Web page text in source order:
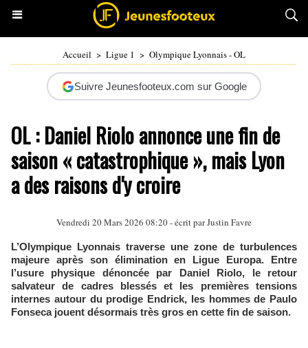
Accueil > Ligue 1 > Olympique Lyonnais - OL
Suivre Jeunesfooteux.com sur Google
OL : Daniel Riolo annonce une fin de
saison « catastrophique », mais Lyon
a des raisons d'y croire
Vendredi 20 Mars 2026 08:20 - écrit parJustin Favre
L’Olympique Lyonnais traverse une zone de turbulences
majeure après son élimination en Ligue Europa. Entre
l’usure physique dénoncée par Daniel Riolo, le retour
salvateur de cadres blessés et les premières tensions
internes autour du prodige Endrick, les hommes de Paulo
Fonseca jouent désormais très gros en cette fin de saison.